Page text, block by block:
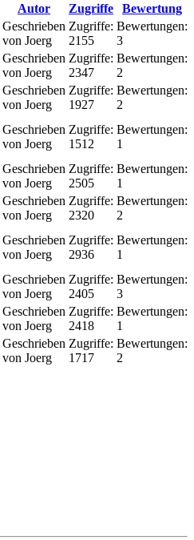
Autor Zugriffe
Bewertung
Geschrieben
von Joerg
Zugriffe:
2155
Bewertungen:
3
Geschrieben
von Joerg
Zugriffe:
2347
Bewertungen:
2
Geschrieben
von Joerg
Zugriffe:
1927
Bewertungen:
2
Geschrieben
von Joerg
Zugriffe:
1512
Bewertungen:
1
Geschrieben
von Joerg
Zugriffe:
2505
Bewertungen:
1
Geschrieben
von Joerg
Zugriffe:
2320
Bewertungen:
2
Geschrieben
von Joerg
Zugriffe:
2936
Bewertungen:
1
Geschrieben
von Joerg
Zugriffe:
2405
Bewertungen:
3
Geschrieben
von Joerg
Zugriffe:
2418
Bewertungen:
1
Geschrieben
von Joerg
Zugriffe:
1717
Bewertungen:
2